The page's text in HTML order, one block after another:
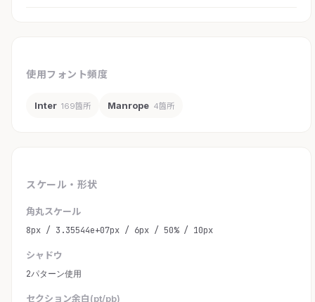
使用フォント頻度
Inter 169箇所 Manrope 4箇所
スケール・形状
角丸スケール
8px / 3.35544e+07px / 6px / 50% / 10px
シャドウ
2パターン使用
セクション余白(pt/pb)